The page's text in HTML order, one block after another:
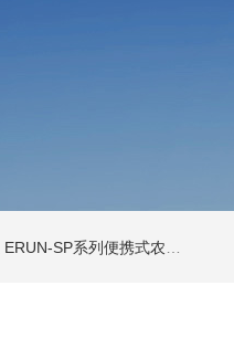
ERUN-SP系列便携式农田灌溉水质分析仪